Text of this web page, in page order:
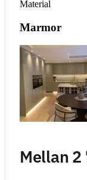
Material
Marmor
Mellan